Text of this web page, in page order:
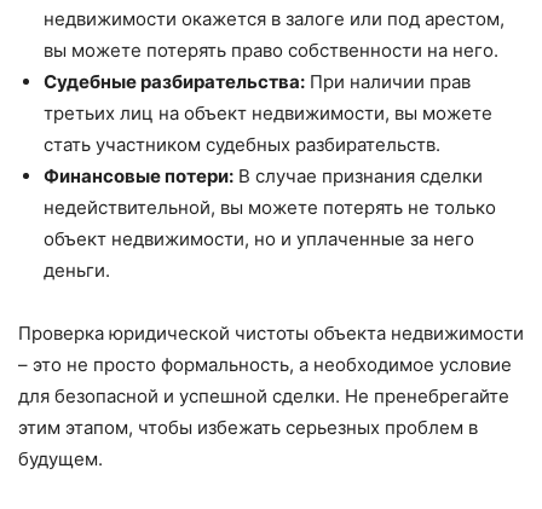
недвижимости окажется в залоге или под арестом,
вы можете потерять право собственности на него.
Судебные разбирательства: При наличии прав
третьих лиц на объект недвижимости, вы можете
стать участником судебных разбирательств.
Финансовые потери: В случае признания сделки
недействительной, вы можете потерять не только
объект недвижимости, но и уплаченные за него
деньги.
Проверка юридической чистоты объекта недвижимости
– это не просто формальность, а необходимое условие
для безопасной и успешной сделки. Не пренебрегайте
этим этапом, чтобы избежать серьезных проблем в
будущем.